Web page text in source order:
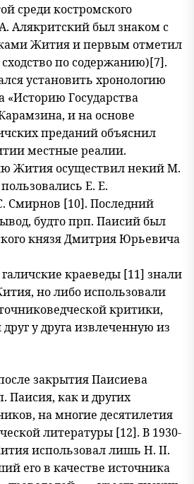
среди костромского
Алякритский был знаком с
Жития и первым отметил
по содержанию)[7].
установить хронологию
Государства
и на основе
преданий объяснил
местные реалии.
Жития осуществил некий М.
Е. Е.
Смирнов [10]. Последний
будто прп. Паисий был
князя Дмитрия Юрьевича
краеведы [11] знали
но либо использовали
критики,
у друга извлеченную из
закрытия Паисиева
Паисия, как и других
на многие десятилетия
литературы [12]. В 1930-
использовал лишь Н. II.
его в качестве источника